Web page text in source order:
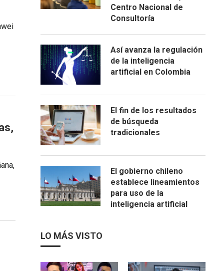
Centro Nacional de
Consultoría
Así avanza la regulación
de la inteligencia
artificial en Colombia
El fin de los resultados
de búsqueda
tradicionales
El gobierno chileno
establece lineamientos
para uso de la
inteligencia artificial
LO MÁS VISTO